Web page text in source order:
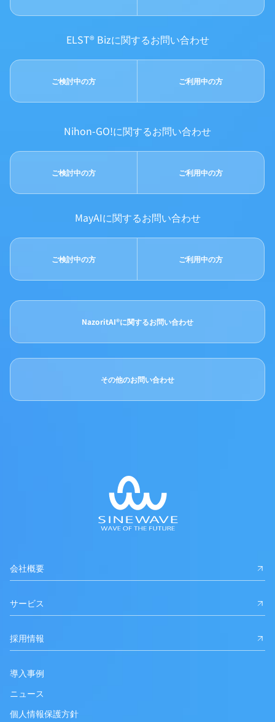
ELST® Bizに関するお問い合わせ
ご検討中の方 ご利用中の方
Nihon-GO!に関するお問い合わせ
ご検討中の方 ご利用中の方
MayAIに関するお問い合わせ
ご検討中の方 ご利用中の方
NazoritAI®に関するお問い合わせ
その他のお問い合わせ
会社概要
サービス
採用情報
導入事例
ニュース
個人情報保護方針